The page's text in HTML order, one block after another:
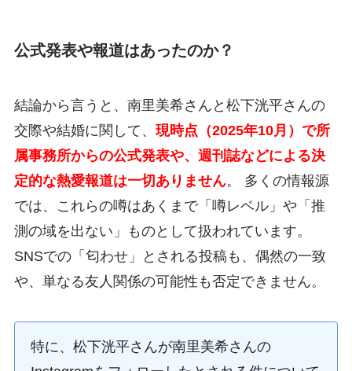
公式発表や報道はあったのか？
結論から言うと、南里美希さんと松下洸平さんの
交際や結婚に関して、 現時点（2025年10月）で所
属事務所からの公式発表や、週刊誌などによる決
定的な熱愛報道は一切ありません。 多くの情報源
では、これらの噂はあくまで「噂レベル」や「推
測の域を出ない」ものとして扱われています。
SNSでの「匂わせ」とされる投稿も、偶然の一致
や、単なる友人関係の可能性も否定できません。
特に、松下洸平さんが南里美希さんの